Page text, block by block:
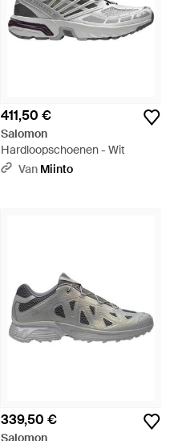
411,50 €
Salomon
Hardloopschoenen - Wit
Van Miinto
339,50 €
Salomon